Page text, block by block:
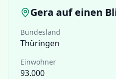
Gera auf einen
Bundesland
Thüringen
Einwohner
93.000